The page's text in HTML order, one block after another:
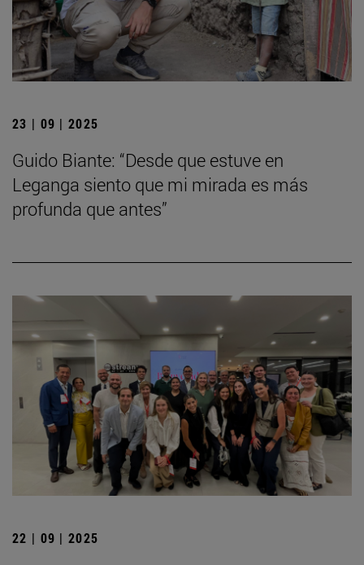
23 | 09 | 2025
Guido Biante: “Desde que estuve en
Leganga siento que mi mirada es más
profunda que antes”
22 | 09 | 2025